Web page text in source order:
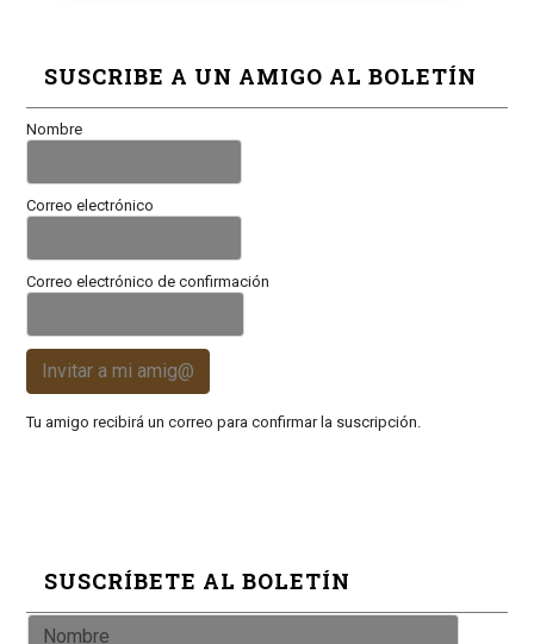
SUSCRIBE A UN AMIGO AL BOLETÍN
Nombre
Correo electrónico
Correo electrónico de confirmación
Invitar a mi amig@
Tu amigo recibirá un correo para confirmar la suscripción.
SUSCRÍBETE AL BOLETÍN